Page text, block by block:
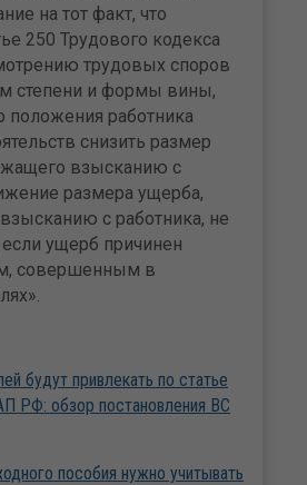
на тот факт, что
250 Трудового кодекса
трудовых споров
степени и формы вины,
положения работника
снизить размер
взысканию с
размера ущерба,
с работника, не
если ущерб причинен
совершенным в
будут привлекать по статье
РФ: обзор постановления ВС
пособия нужно учитывать